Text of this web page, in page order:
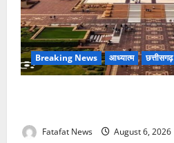
Breaking News आध्यात्म छत्तीसगढ़
Fatafat News August 6, 2026